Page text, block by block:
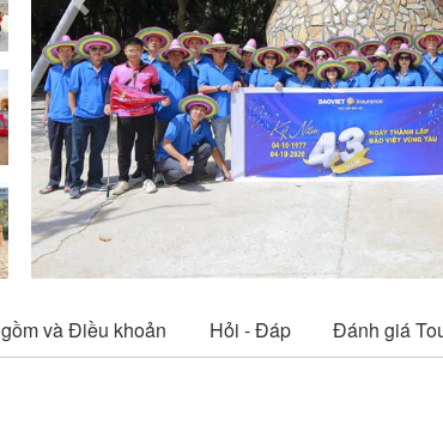
Previous
và Điều khoản Hỏi - Đáp Đánh giá